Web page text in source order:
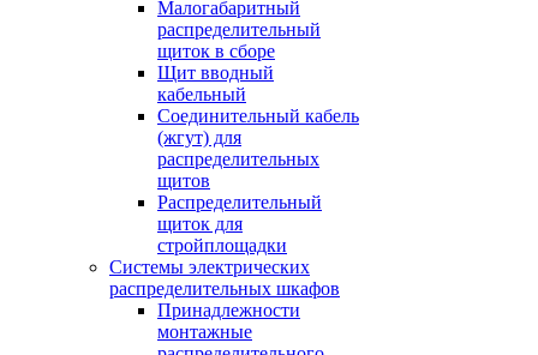
Малогабаритный
распределительный
щиток в сборе
Щит вводный
кабельный
Соединительный кабель
(жгут) для
распределительных
щитов
Распределительный
щиток для
стройплощадки
Системы электрических
распределительных шкафов
Принадлежности
монтажные